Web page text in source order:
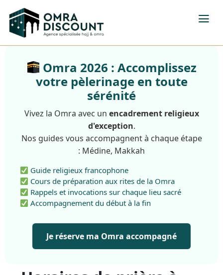
Omra 2026 : Accomplissez
votre pèlerinage en toute
sérénité
Vivez la Omra avec un encadrement religieux
d'exception.
Nos guides vous accompagnent à chaque étape
: Médine, Makkah
Guide religieux francophone
Cours de préparation aux rites de la Omra
Rappels et invocations sur chaque lieu sacré
Accompagnement du début à la fin
Je réserve ma Omra accompagné